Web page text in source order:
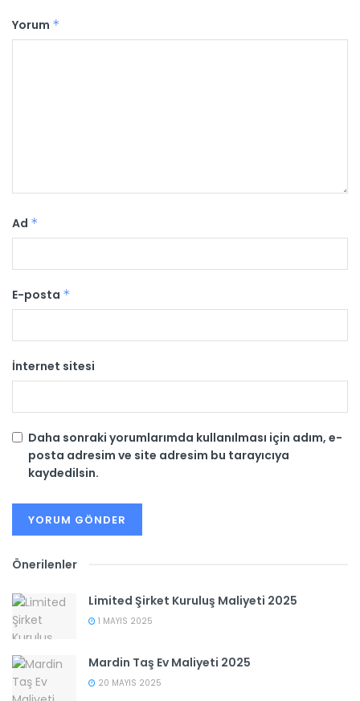
Yorum *
Ad *
E-posta *
İnternet sitesi
Daha sonraki yorumlarımda kullanılması için adım, e-
posta adresim ve site adresim bu tarayıcıya
kaydedilsin.
Önerilenler
Limited Şirket Kuruluş Maliyeti 2025
1 MAYIS 2025
Mardin Taş Ev Maliyeti 2025
20 MAYIS 2025